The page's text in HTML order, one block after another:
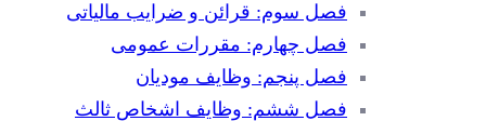
فصل سوم: قرائن و ضرایب مالیاتی
فصل چهارم: مقررات عمومی
فصل پنجم: وظایف مودیان
فصل ششم: وظایف اشخاص ثالث